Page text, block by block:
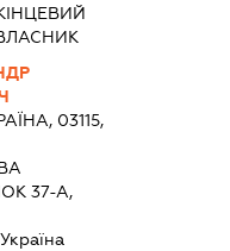
03115,
37-А,
Україна